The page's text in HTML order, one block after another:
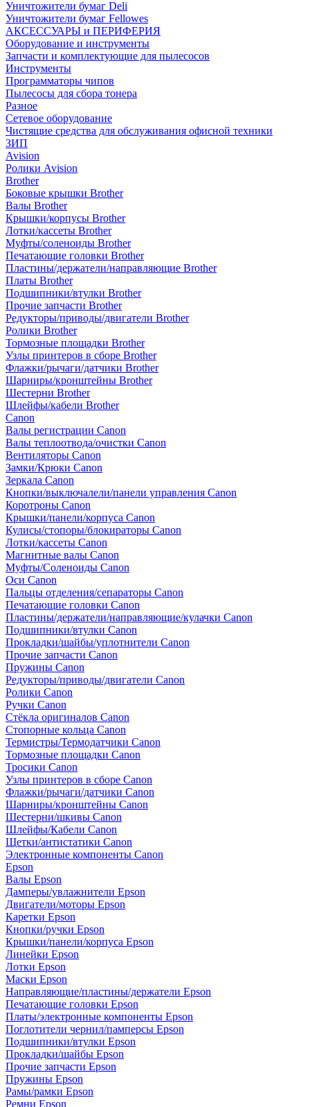
Уничтожители бумаг Deli
Уничтожители бумаг Fellowes
АКСЕССУАРЫ и ПЕРИФЕРИЯ
Оборудование и инструменты
Запчасти и комплектующие для пылесосов
Инструменты
Программаторы чипов
Пылесосы для сбора тонера
Разное
Сетевое оборудование
Чистящие средства для обслуживания офисной техники
ЗИП
Avision
Ролики Avision
Brother
Боковые крышки Brother
Валы Brother
Крышки/корпусы Brother
Лотки/кассеты Brother
Муфты/соленоиды Brother
Печатающие головки Brother
Пластины/держатели/направляющие Brother
Платы Brother
Подшипники/втулки Brother
Прочие запчасти Brother
Редукторы/приводы/двигатели Brother
Ролики Brother
Тормозные площадки Brother
Узлы принтеров в сборе Brother
Флажки/рычаги/датчики Brother
Шарниры/кронштейны Brother
Шестерни Brother
Шлейфы/кабели Brother
Canon
Валы регистрации Canon
Валы теплоотвода/очистки Canon
Вентиляторы Canon
Замки/Крюки Canon
Зеркала Canon
Кнопки/выключалели/панели управления Canon
Коротроны Canon
Крышки/панели/корпуса Canon
Кулисы/стопоры/блокираторы Canon
Лотки/кассеты Canon
Магнитные валы Canon
Муфты/Соленоиды Canon
Оси Canon
Пальцы отделения/сепараторы Canon
Печатающие головки Canon
Пластины/держатели/направляющие/кулачки Canon
Подшипники/втулки Canon
Прокладки/шайбы/уплотнители Canon
Прочие запчасти Canon
Пружины Canon
Редукторы/приводы/двигатели Canon
Ролики Canon
Ручки Canon
Стёкла оригиналов Canon
Стопорные кольца Canon
Термистры/Термодатчики Canon
Тормозные площадки Canon
Тросики Canon
Узлы принтеров в сборе Canon
Флажки/рычаги/датчики Canon
Шарниры/кронштейны Canon
Шестерни/шкивы Canon
Шлейфы/Кабели Canon
Щетки/антистатики Canon
Электронные компоненты Canon
Epson
Валы Epson
Дамперы/увлажнители Epson
Двигатели/моторы Epson
Каретки Epson
Кнопки/ручки Epson
Крышки/панели/корпуса Epson
Линейки Epson
Лотки Epson
Маски Epson
Направляющие/пластины/держатели Epson
Печатающие головки Epson
Платы/электронные компоненты Epson
Поглотители чернил/памперсы Epson
Подшипники/втулки Epson
Прокладки/шайбы Epson
Прочие запчасти Epson
Пружины Epson
Рамы/рамки Epson
Ремни Epson